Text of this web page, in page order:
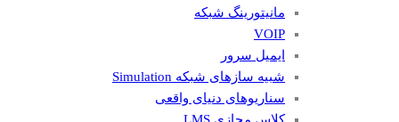
مانيتورينگ شبکه
VOIP
ایمیل سرور
شبیه سازهای شبکه Simulation
سناریوهای دنیای واقعی